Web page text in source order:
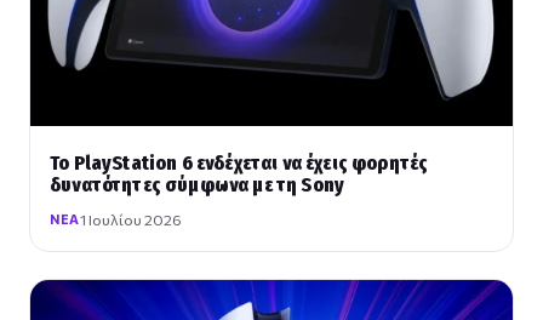
Το PlayStation 6 ενδέχεται να έχεις φορητές
δυνατότητες σύμφωνα με τη Sony
ΝΈΑ1 Ιουλίου 2026